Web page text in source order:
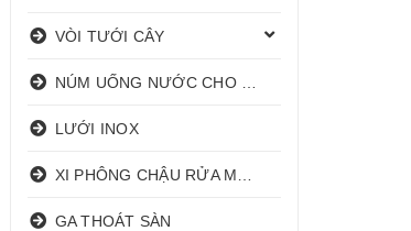
VÒI TƯỚI CÂY
LƯỚI INOX
GA THOÁT SÀN